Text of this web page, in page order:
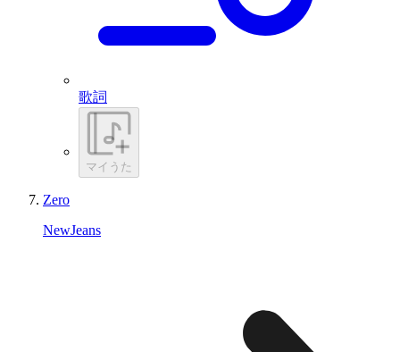
歌詞
マイうた
Zero
NewJeans